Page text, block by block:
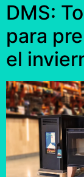
DMS:
para
el